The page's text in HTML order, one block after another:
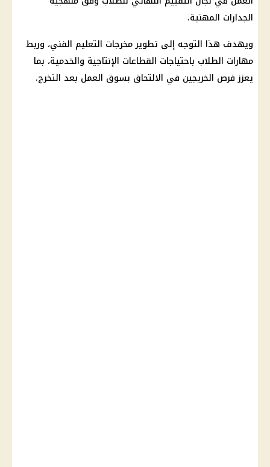
الجدارات المهنية.
ويهدف هذا التوجه إلى تطوير مخرجات التعليم الفني، وربط
مهارات الطلاب باحتياجات القطاعات الإنتاجية والخدمية، بما
يعزز فرص الخريجين في الالتحاق بسوق العمل بعد التخرج.